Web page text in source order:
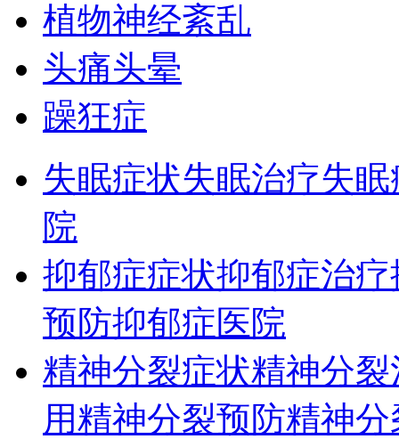
植物神经紊乱
头痛头晕
躁狂症
失眠症状失眠治疗失
院
抑郁症症状抑郁症治疗
预防抑郁症医院
精神分裂症状精神分裂
用精神分裂预防精神